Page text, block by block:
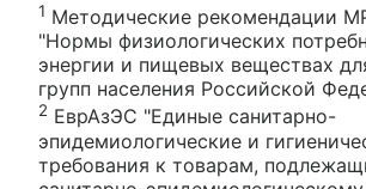
1 Методические рекомендации
"Нормы физиологических
энергии и пищевых веществах
групп населения Российской
2 ЕврАзЭС "Единые санитарно-
эпидемиологические и
требования к товарам,